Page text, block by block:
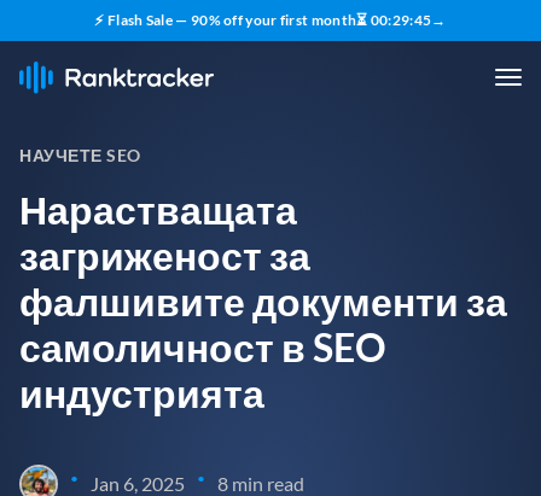
⚡ Flash Sale — 90% off your first month⏳ 00:29:43→
НАУЧЕТЕ SEO
Нарастващата
загриженост за
фалшивите документи за
самоличност в SEO
индустрията
• Jan 6, 2025 • 8 min read